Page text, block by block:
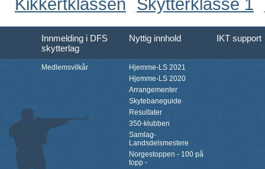
Innmelding i DFS
skytterlag
Nyttig innhold IKT support
Medlemsvilkår
Hjemme-LS 2021
Hjemme-LS 2020
Arrangementer
Skytebaneguide
Resultater
350-klubben
Samlag-
Landsdelsmestere
Norgestoppen - 100 på
topp -